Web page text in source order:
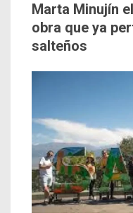
Marta Minujín
obra que ya
salteños